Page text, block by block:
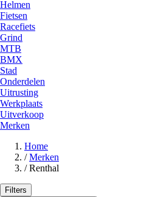
Helmen
Fietsen
Racefiets
Grind
MTB
BMX
Stad
Onderdelen
Uitrusting
Werkplaats
Uitverkoop
Merken
Home
/ Merken
/ Renthal
Filters